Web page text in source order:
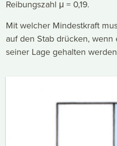
Reibungszahl μ = 0,19.
Mit welcher Mindestkraft
auf den Stab drücken,
seiner Lage gehalten